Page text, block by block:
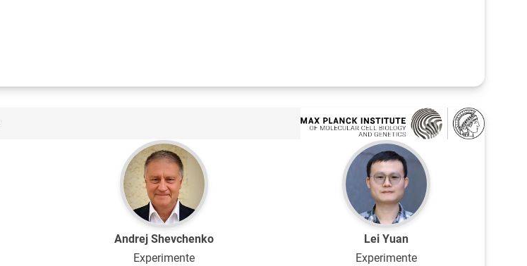
Andrej Shevchenko
Experimente
Lei Yuan
Experimente